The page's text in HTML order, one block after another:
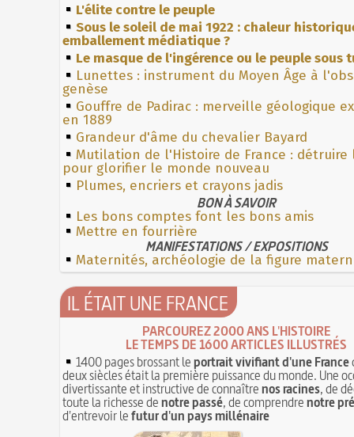
L'élite contre le peuple
Sous le soleil de mai 1922 : chaleur
emballement médiatique ?
Le masque de l'ingérence ou le peuple sous
Lunettes : instrument du Moyen Âge à
genèse
Gouffre de Padirac : merveille géologique
en 1889
Grandeur d'âme du chevalier Bayard
Mutilation de l'Histoire de France : détruire
pour glorifier le monde nouveau
Plumes, encriers et crayons jadis
BON À SAVOIR
Les bons comptes font les bons amis
Mettre en fourrière
MANIFESTATIONS / EXPOSITIONS
Maternités, archéologie de la figure
IL ÉTAIT UNE FRANCE
PARCOUREZ 2000 ANS L'HISTOIRE
LE TEMPS DE 1600 ARTICLES ILLUSTRÉS
1400 pages brossant leportrait vivifiant d'une France
deux siècles était la première puissance du monde. Une
divertissante et instructive de connaîtrenos racines, de
toute la richesse denotre passé, de comprendrenotre
d'entrevoir lefutur d'un pays millénaire